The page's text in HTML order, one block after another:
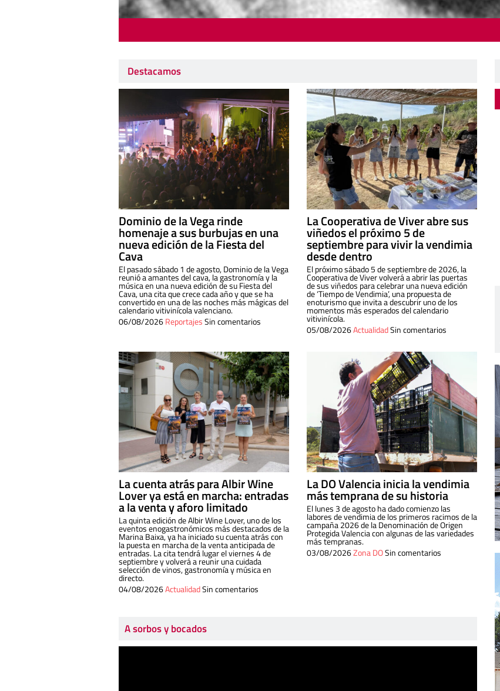
Destacamos
Dominio de la Vega rinde
homenaje a sus burbujas en una
nueva edición de la Fiesta del
Cava
El pasado sábado 1 de agosto, Dominio de la Vega
reunió a amantes del cava, la gastronomía y la
música en una nueva edición de su Fiesta del
Cava, una cita que crece cada año y que se ha
convertido en una de las noches más mágicas del
calendario vitivinícola valenciano.
06/08/2026ReportajesSin comentarios
La Cooperativa de Viver abre sus
viñedos el próximo 5 de
septiembre para vivir la vendimia
desde dentro
El próximo sábado 5 de septiembre de 2026, la
Cooperativa de Viver volverá a abrir las puertas
de sus viñedos para celebrar una nueva edición
de ‘Tiempo de Vendimia’, una propuesta de
enoturismo que invita a descubrir uno de los
momentos más esperados del calendario
vitivinícola.
05/08/2026ActualidadSin comentarios
La cuenta atrás para Albir Wine
Lover ya está en marcha: entradas
a la venta y aforo limitado
La quinta edición de Albir Wine Lover, uno de los
eventos enogastronómicos más destacados de la
Marina Baixa, ya ha iniciado su cuenta atrás con
la puesta en marcha de la venta anticipada de
entradas. La cita tendrá lugar el viernes 4 de
septiembre y volverá a reunir una cuidada
selección de vinos, gastronomía y música en
directo.
04/08/2026ActualidadSin comentarios
La DO Valencia inicia la vendimia
más temprana de su historia
El lunes 3 de agosto ha dado comienzo las
labores de vendimia de los primeros racimos de la
campaña 2026 de la Denominación de Origen
Protegida Valencia con algunas de las variedades
más tempranas.
03/08/2026Zona DOSin comentarios
A sorbos y bocados